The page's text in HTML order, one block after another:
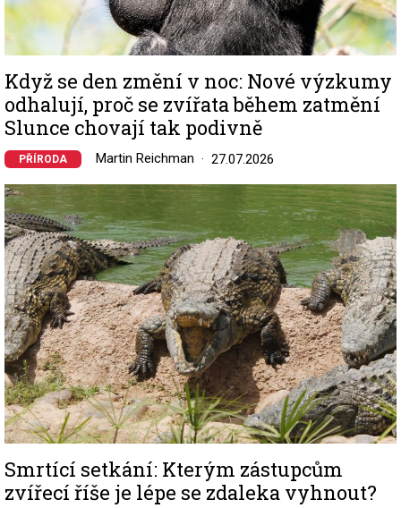
Když se den změní v noc: Nové výzkumy
odhalují, proč se zvířata během zatmění
Slunce chovají tak podivně
PŘÍRODA Martin Reichman 27.07.2026
Image
Smrtící setkání: Kterým zástupcům
zvířecí říše je lépe se zdaleka vyhnout?